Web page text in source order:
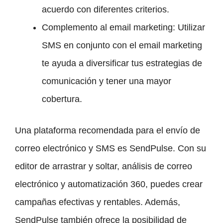
acuerdo con diferentes criterios.
Complemento al email marketing: Utilizar
SMS en conjunto con el email marketing
te ayuda a diversificar tus estrategias de
comunicación y tener una mayor
cobertura.
Una plataforma recomendada para el envío de
correo electrónico y SMS es SendPulse. Con su
editor de arrastrar y soltar, análisis de correo
electrónico y automatización 360, puedes crear
campañas efectivas y rentables. Además,
SendPulse también ofrece la posibilidad de